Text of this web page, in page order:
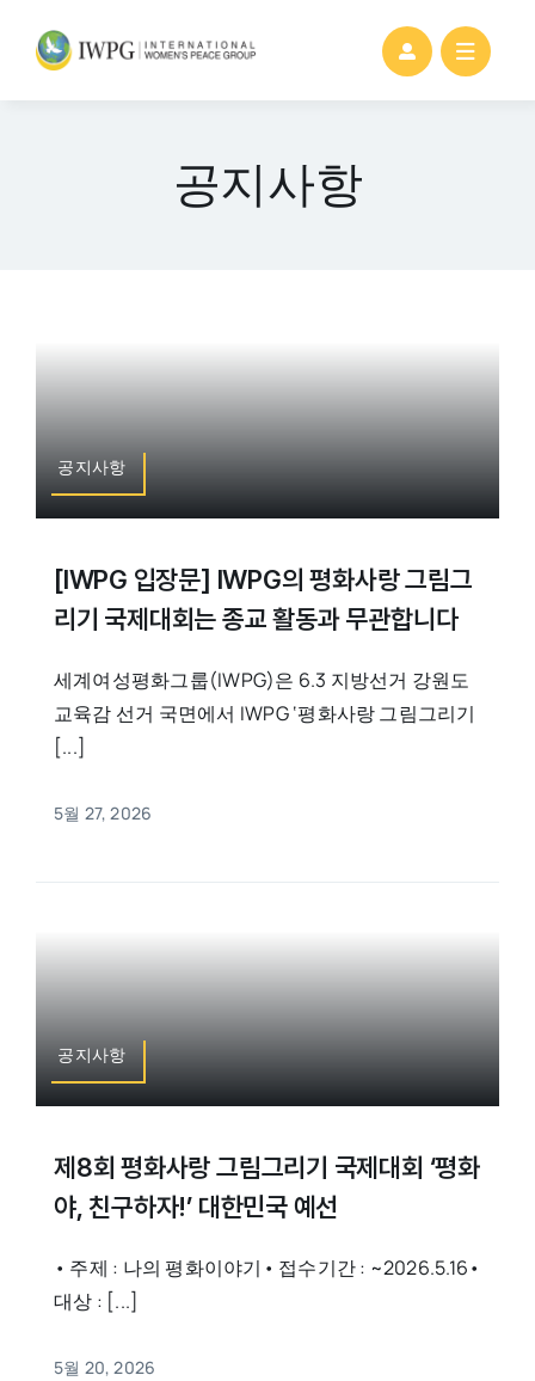
공지사항
공지사항
[IWPG 입장문] IWPG의 평화사랑 그림그
리기 국제대회는 종교 활동과 무관합니다
세계여성평화그룹(IWPG)은 6.3 지방선거 강원도
교육감 선거 국면에서 IWPG ‘평화사랑 그림그리기
[...]
5월 27, 2026
공지사항
제8회 평화사랑 그림그리기 국제대회 ‘평화
야, 친구하자!’ 대한민국 예선
• 주제 : 나의 평화이야기• 접수기간 : ~2026.5.16•
대상 : [...]
5월 20, 2026